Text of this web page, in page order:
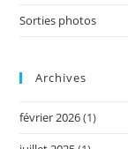
Sorties photos
Archives
février 2026(1)